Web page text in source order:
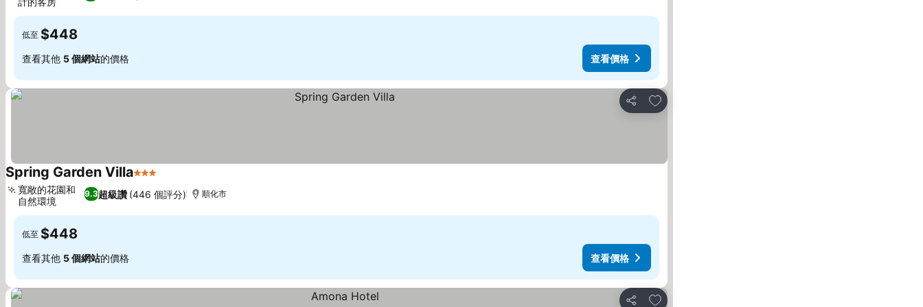
低至 $448
查看其他 5 個網站的價格 查看價格
分享
加入我的最愛
Spring Garden Villa3 星級
9.3超級讚 (446 個評分)
寬敞的花園和
自然環境
順化市
低至 $448
查看其他 5 個網站的價格 查看價格
加入我的最愛